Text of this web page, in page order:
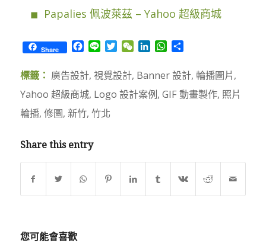
Papalies 佩波萊茲 – Yahoo 超級商城
Share Facebook
LineTwitterWeChatLinkedInWhatsApp
Share
標籤： 廣告設計, 視覺設計, Banner 設計, 輪播圖片,
Yahoo 超級商城, Logo 設計案例, GIF 動畫製作, 照片
輪播, 修圖, 新竹, 竹北
Share this entry
您可能會喜歡